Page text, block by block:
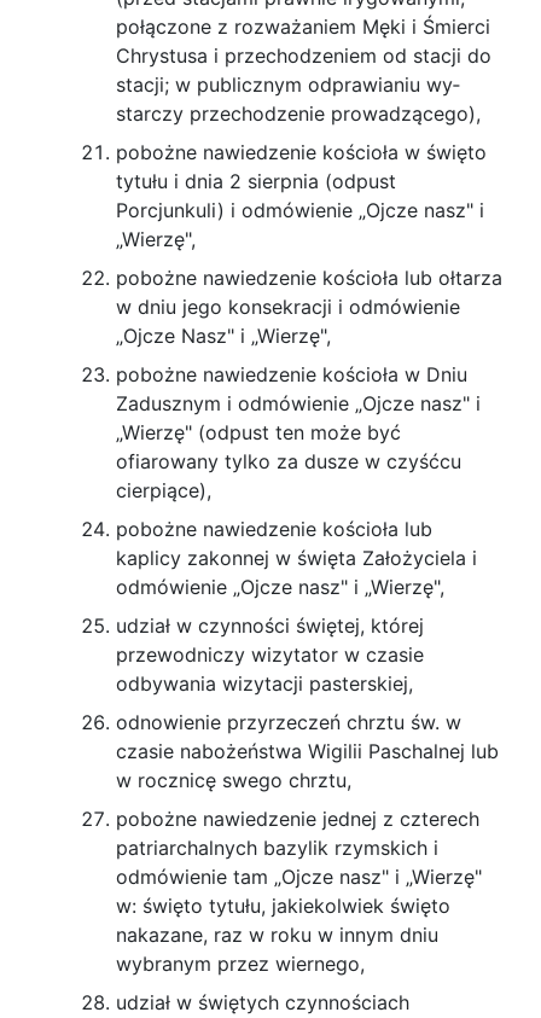
połączone z rozwa­żaniem Męki i Śmierci
Chrystusa i przechodzeniem od stacji do
stacji; w publicznym odprawianiu wy­
starczy przechodzenie prowadzącego),
pobożne nawiedzenie kościoła w święto
tytułu i dnia 2 sierpnia (odpust
Porcjunkuli) i odmówienie „Ojcze nasz" i
„Wierzę",
pobożne nawiedzenie kościoła lub ołtarza
w dniu jego konsekracji i odmówienie
„Ojcze Nasz" i „Wierzę",
pobożne nawiedzenie kościoła w Dniu
Zadusz­nym i odmówienie „Ojcze nasz" i
„Wierzę" (odpust ten może być
ofiarowany tylko za dusze w czyśćcu
cierpiące),
pobożne nawiedzenie kościoła lub
kaplicy za­konnej w święta Założyciela i
odmówienie „Ojcze nasz" i „Wierzę",
udział w czynności świętej, której
przewodni­czy wizytator w czasie
odbywania wizytacji paster­skiej,
odnowienie przyrzeczeń chrztu św. w
czasie nabożeństwa Wigilii Paschalnej lub
w rocznicę swego chrztu,
pobożne nawiedzenie jednej z czterech
patriar­chalnych bazylik rzymskich i
odmówienie tam „Ojcze nasz" i „Wierzę"
w: święto tytułu, jakie­kolwiek święto
nakazane, raz w roku w innym dniu
wybranym przez wiernego,
udział w świętych czynnościach